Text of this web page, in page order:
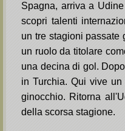
Spagna, arriva a
scopri talenti
un tre stagioni passate
un ruolo da titolare
una decina di gol.
in Turchia. Qui vive
ginocchio. Ritorna
della scorsa stagione.